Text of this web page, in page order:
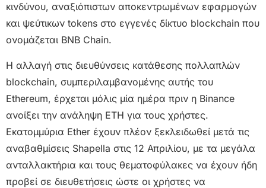
κινδύνου, αναξιόπιστων αποκεντρωμένων εφαρμογών
και ψεύτικων tokens στο εγγενές δίκτυο blockchain που
ονομάζεται BNB Chain.
Η αλλαγή στις διευθύνσεις κατάθεσης πολλαπλών
blockchain, συμπεριλαμβανομένης αυτής του
Ethereum, έρχεται μόλις μία ημέρα πριν η Binance
ανοίξει την ανάληψη ETH για τους χρήστες.
Εκατομμύρια Ether έχουν πλέον ξεκλειδωθεί μετά τις
αναβαθμίσεις Shapella στις 12 Απριλίου, με τα μεγάλα
ανταλλακτήρια και τους θεματοφύλακες να έχουν ήδη
προβεί σε διευθετήσεις ώστε οι χρήστες να